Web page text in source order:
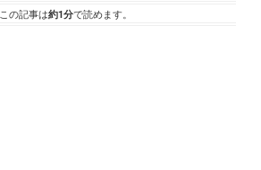
この記事は約1分で読めます。